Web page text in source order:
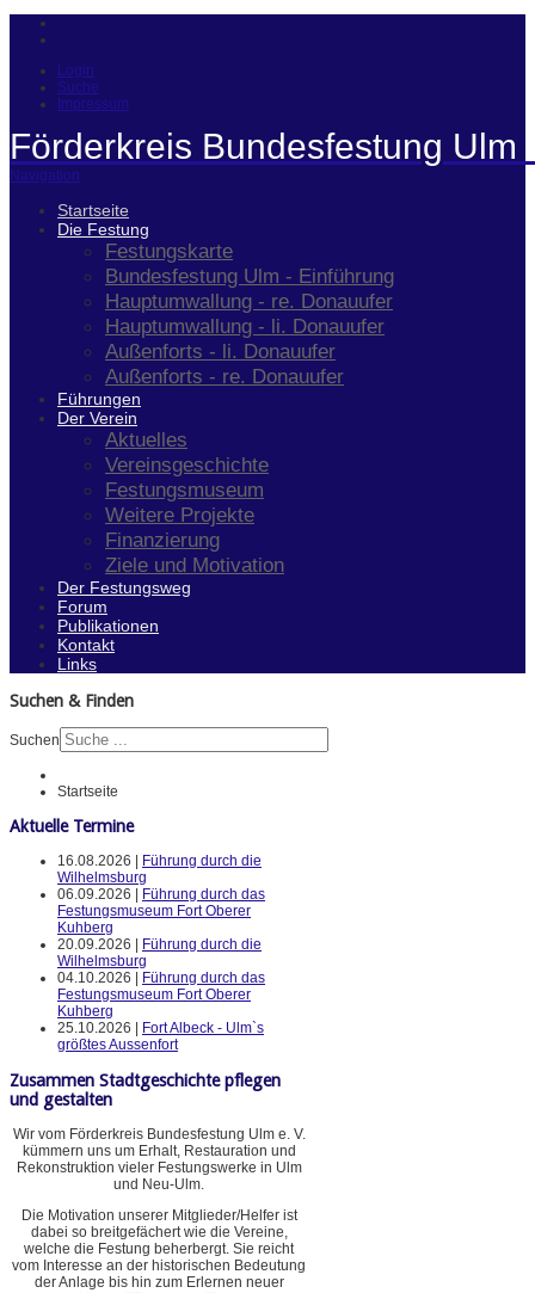
Login
Suche
Impressum
Förderkreis Bundesfestung Ulm
Navigation
Startseite
Die Festung
Festungskarte
Bundesfestung Ulm - Einführung
Hauptumwallung - re. Donauufer
Hauptumwallung - li. Donauufer
Außenforts - li. Donauufer
Außenforts - re. Donauufer
Führungen
Der Verein
Aktuelles
Vereinsgeschichte
Festungsmuseum
Weitere Projekte
Finanzierung
Ziele und Motivation
Der Festungsweg
Forum
Publikationen
Kontakt
Links
Suchen & Finden
Suchen
Startseite
Aktuelle Termine
16.08.2026 |
Führung durch die
Wilhelmsburg
06.09.2026 |
Führung durch das
Festungsmuseum Fort Oberer
Kuhberg
20.09.2026 |
Führung durch die
Wilhelmsburg
04.10.2026 |
Führung durch das
Festungsmuseum Fort Oberer
Kuhberg
25.10.2026 |
Fort Albeck - Ulm`s
größtes Aussenfort
Zusammen Stadtgeschichte pflegen
und gestalten
Wir vom Förderkreis Bundesfestung Ulm e. V.
kümmern uns um Erhalt, Restauration und
Rekonstruktion vieler Festungswerke in Ulm
und Neu-Ulm.
Die Motivation unserer Mitglieder/Helfer ist
dabei so breitgefächert wie die Vereine,
welche die Festung beherbergt. Sie reicht
vom Interesse an der historischen Bedeutung
der Anlage bis hin zum Erlernen neuer